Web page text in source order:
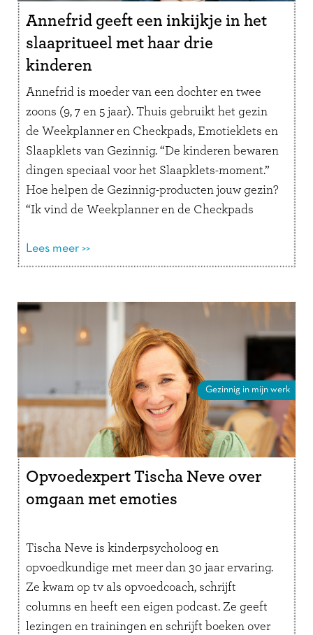
Annefrid geeft een inkijkje in het
slaapritueel met haar drie
kinderen
Annefrid is moeder van een dochter en twee
zoons (9, 7 en 5 jaar). Thuis gebruikt het gezin
de Weekplanner en Checkpads, Emotieklets en
Slaapklets van Gezinnig. “De kinderen bewaren
dingen speciaal voor het Slaapklets-moment.”
Hoe helpen de Gezinnig-producten jouw gezin?
“Ik vind de Weekplanner en de Checkpads
verder
Lees meer >>
Gezinnig in mijn werk
Opvoedexpert Tischa Neve over
omgaan met emoties
Tischa Neve is kinderpsycholoog en
opvoedkundige met meer dan 30 jaar ervaring.
Ze kwam op tv als opvoedcoach, schrijft
columns en heeft een eigen podcast. Ze geeft
lezingen en trainingen en schrijft boeken over